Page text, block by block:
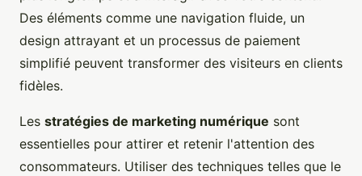
Des éléments comme une navigation fluide, un
design attrayant et un processus de paiement
simplifié peuvent transformer des visiteurs en clients
fidèles.
Les stratégies de marketing numérique sont
essentielles pour attirer et retenir l'attention des
consommateurs. Utiliser des techniques telles que le